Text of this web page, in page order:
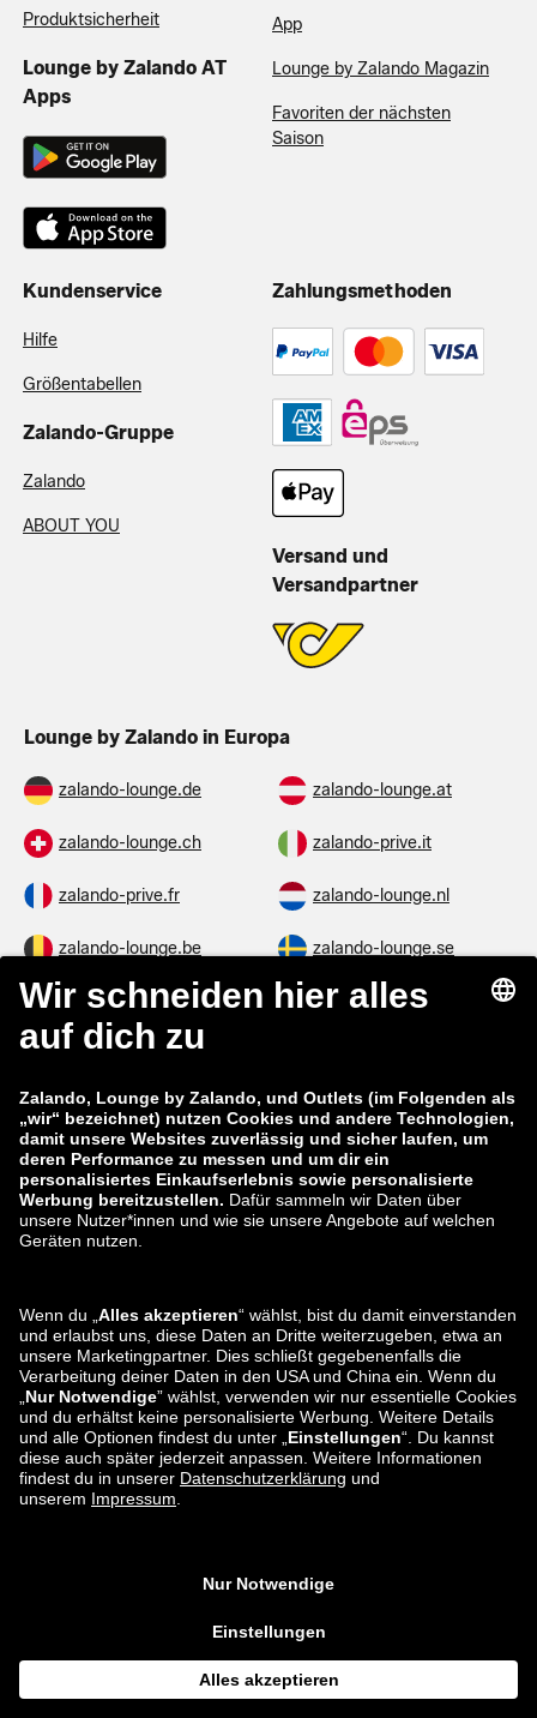
Produktsicherheit
Lounge by Zalando AT
Apps
App
Lounge by Zalando Magazin
Favoriten der nächsten
Saison
Kundenservice
Hilfe
Größentabellen
Zalando-Gruppe
Zalando
ABOUT YOU
Zahlungsmethoden
Versand und
Versandpartner
Lounge by Zalando in Europa
zalando-lounge.de zalando-lounge.at
zalando-lounge.ch zalando-prive.it
zalando-prive.fr zalando-lounge.nl
zalando-lounge.be zalando-lounge.se
zalando-lounge.fi zalando-lounge.dk
zalando-lounge.co.uk
zalando-prive.es zalando-lounge.cz
zalando-lounge.lt zalando-lounge.sk
zalando-lounge.ro zalando-lounge.hr
zalando-lounge.lu zalando-lounge.ee
zalando-lounge.lv zalando-lounge.no
Sie finden uns
auch bei
unverbindlichen Preisempfehlung